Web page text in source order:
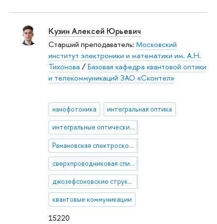
15220
Кузин Алексей Юрьевич
Старший преподаватель: Московский
институт электроники и математики им. А.Н.
Тихонова /Базовая кафедра квантовой оптики
и телекоммуникаций ЗАО «Сконтел»
нанофотоника интегральная оптика
интегральные оптические микросхемы с волноводами
Рамановская спектроскопия
сверхпроводниковая спинтроника
джозефсоновские структуры
квантовые коммуникации